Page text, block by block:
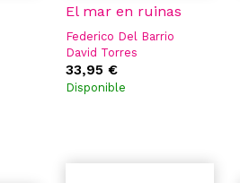
El mar en ruinas
Federico Del Barrio
David Torres
33,95 €
Disponible